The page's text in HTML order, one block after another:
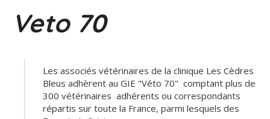
Veto 70
Les associés vétérinaires de la clinique Les Cèdres
Bleus adhèrent au GIE "Véto 70" comptant plus de
300 vétérinaires adhérents ou correspondants
répartis sur toute la France, parmi lesquels des